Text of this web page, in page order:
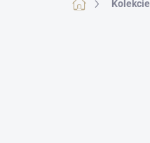
DomovKolekcie